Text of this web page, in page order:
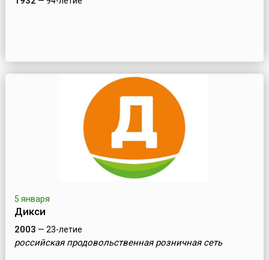
5 января
Дикси
2003 — 23-летие
российская продовольственная розничная сеть